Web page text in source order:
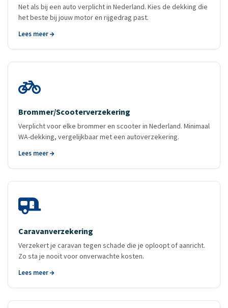
Net als bij een auto verplicht in Nederland. Kies de dekking die
het beste bij jouw motor en rijgedrag past.
Lees meer
Brommer/Scooter­verzekering
Verplicht voor elke brommer en scooter in Nederland. Minimaal
WA-dekking, vergelijkbaar met een autoverzekering.
Lees meer
Caravanverzekering
Verzekert je caravan tegen schade die je oploopt of aanricht.
Zo sta je nooit voor onverwachte kosten.
Lees meer